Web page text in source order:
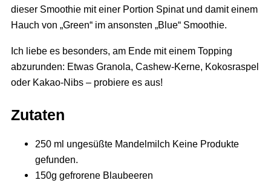
dieser Smoothie mit einer Portion Spinat und damit einem
Hauch von „Green“ im ansonsten „Blue“ Smoothie.
Ich liebe es besonders, am Ende mit einem Topping
abzurunden: Etwas Granola, Cashew-Kerne, Kokosraspel
oder Kakao-Nibs – probiere es aus!
Zutaten
250 ml ungesüßte Mandelmilch Keine Produkte
gefunden.
150g gefrorene Blaubeeren